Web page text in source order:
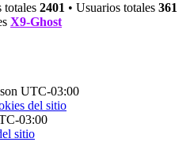
totales 2401 • Usuarios totales 361
X9-Ghost
UTC-03:00
del sitio
03:00
sitio